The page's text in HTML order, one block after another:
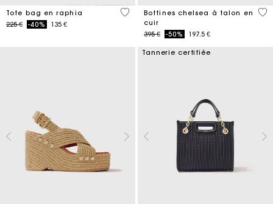
Tote bag en raphia
Price reduced from
225 €to-40% 135 €
3,7 out of 5 Customer Rating
Bottines chelsea à talon en
cuir
Price reduced from
395 €to-50% 197.5 €
4,4
Tannerie certifiée